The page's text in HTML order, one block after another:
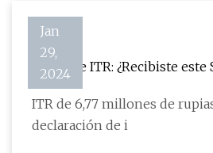
Jan
29,
2024
Estafa de ITR: ¿Recibiste este SMS
estafa
ITR de 6,77 millones de
declaración de i